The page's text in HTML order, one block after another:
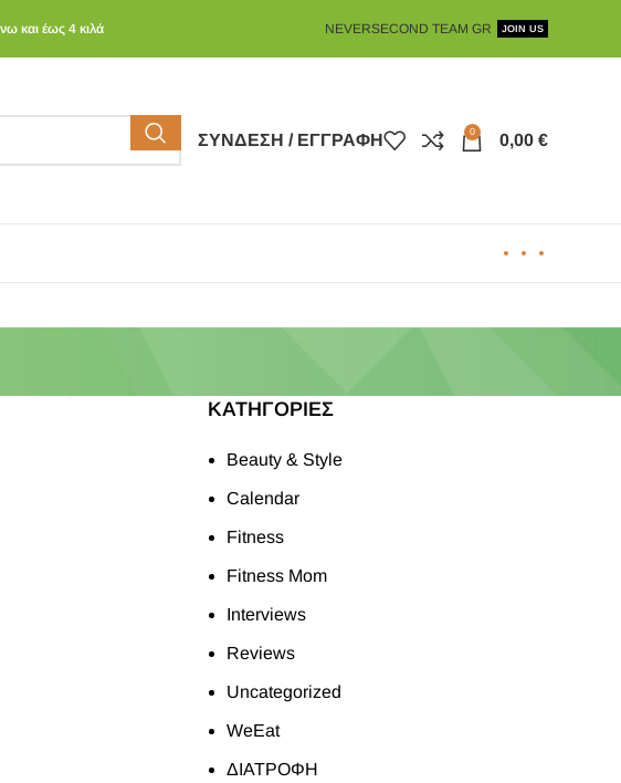
και έως 4 κιλά NEVERSECOND TEAM GR JOIN US
ΣΎΝΔΕΣΗ / ΕΓΓΡΑΦΉ 0 0,00 €
KΑΤΗΓΟΡΊΕΣ
Beauty & Style
Calendar
Fitness
Fitness Mom
Interviews
Reviews
Uncategorized
WeEat
ΔΙΑΤΡΟΦΗ